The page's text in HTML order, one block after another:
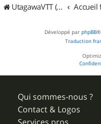
UtagawaVTT (Randos VTT et VTTAE avec traces GPS) Accueil
Développé par phpBB®
Traduction
Qui sommes-nous ?
Contact & Logos